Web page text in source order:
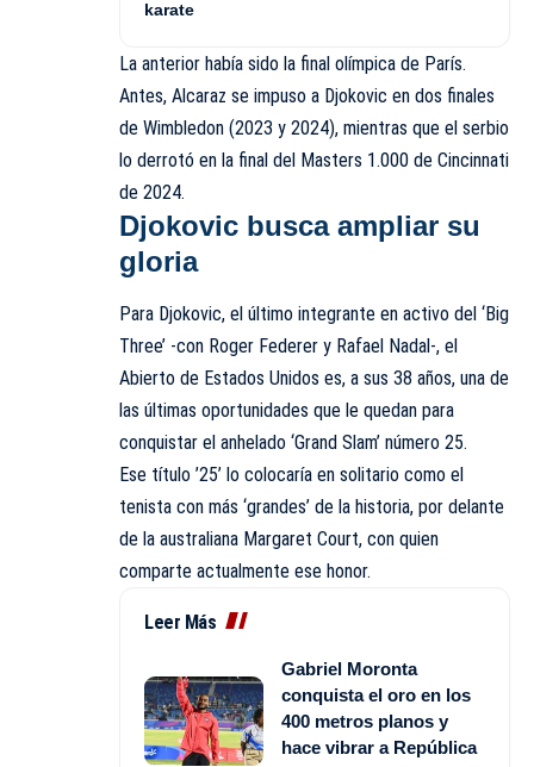
karate
La anterior había sido la final olímpica de París.
Antes, Alcaraz se impuso a Djokovic en dos finales
de Wimbledon (2023 y 2024), mientras que el serbio
lo derrotó en la final del Masters 1.000 de Cincinnati
de 2024.
Djokovic busca ampliar su
gloria
Para Djokovic, el último integrante en activo del ‘Big
Three’ -con Roger Federer y Rafael Nadal-, el
Abierto de Estados Unidos es, a sus 38 años, una de
las últimas oportunidades que le quedan para
conquistar el anhelado ‘Grand Slam’ número 25.
Ese título ’25’ lo colocaría en solitario como el
tenista con más ‘grandes’ de la historia, por delante
de la australiana Margaret Court, con quien
comparte actualmente ese honor.
Leer Más
Gabriel Moronta
conquista el oro en los
400 metros planos y
hace vibrar a República